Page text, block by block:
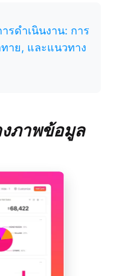
รดำเนินงาน: การ
าย, และแนวทาง
ภาพข้อมูล